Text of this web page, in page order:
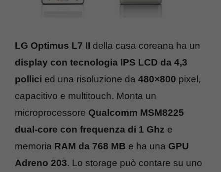
LG Optimus L7 II della casa coreana ha un
display con tecnologia IPS LCD da 4,3
pollici ed una risoluzione da 480×800 pixel,
capacitivo e multitouch. Monta un
microprocessore Qualcomm MSM8225
dual-core con frequenza di 1 Ghz e
memoria RAM da 768 MB e ha una GPU
Adreno 203. Lo storage può contare su uno